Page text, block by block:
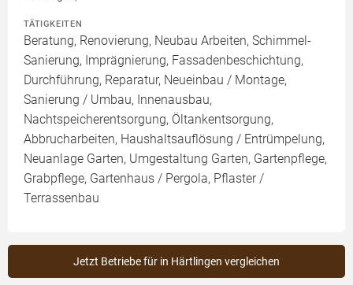
TÄTIGKEITEN
Beratung, Renovierung, Neubau Arbeiten, Schimmel-
Sanierung, Imprägnierung, Fassadenbeschichtung,
Durchführung, Reparatur, Neueinbau / Montage,
Sanierung / Umbau, Innenausbau,
Nachtspeicherentsorgung, Öltankentsorgung,
Abbrucharbeiten, Haushaltsauflösung / Entrümpelung,
Neuanlage Garten, Umgestaltung Garten, Gartenpflege,
Grabpflege, Gartenhaus / Pergola, Pflaster /
Terrassenbau
Jetzt Betriebe für in Härtlingen vergleichen